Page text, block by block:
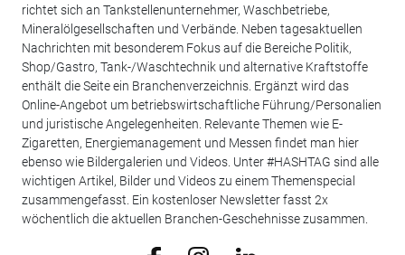
richtet sich an Tankstellenunternehmer, Waschbetriebe,
Mineralölgesellschaften und Verbände. Neben tagesaktuellen
Nachrichten mit besonderem Fokus auf die Bereiche Politik,
Shop/Gastro, Tank-/Waschtechnik und alternative Kraftstoffe
enthält die Seite ein Branchenverzeichnis. Ergänzt wird das
Online-Angebot um betriebswirtschaftliche Führung/Personalien
und juristische Angelegenheiten. Relevante Themen wie E-
Zigaretten, Energiemanagement und Messen findet man hier
ebenso wie Bildergalerien und Videos. Unter #HASHTAG sind alle
wichtigen Artikel, Bilder und Videos zu einem Themenspecial
zusammengefasst. Ein kostenloser Newsletter fasst 2x
wöchentlich die aktuellen Branchen-Geschehnisse zusammen.